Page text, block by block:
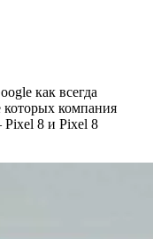
как всегда
которых компания
Pixel 8 и Pixel 8